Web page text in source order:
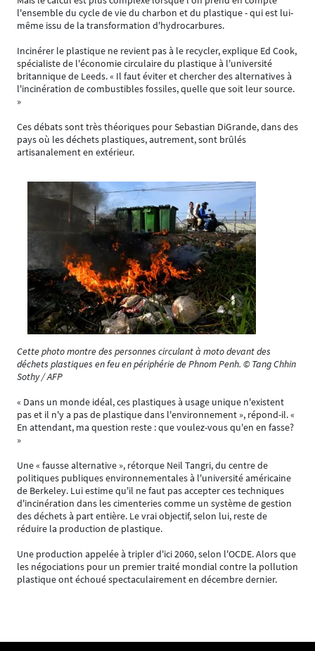
l'ensemble du cycle de vie du charbon et du plastique - qui est lui-
même issu de la transformation d'hydrocarbures.
Incinérer le plastique ne revient pas à le recycler, explique Ed Cook,
spécialiste de l'économie circulaire du plastique à l'université
britannique de Leeds. « Il faut éviter et chercher des alternatives à
l'incinération de combustibles fossiles, quelle que soit leur source.
»
Ces débats sont très théoriques pour Sebastian DiGrande, dans des
pays où les déchets plastiques, autrement, sont brûlés
artisanalement en extérieur.
Cette photo montre des personnes circulant à moto devant des
déchets plastiques en feu en périphérie de Phnom Penh. © Tang Chhin
Sothy / AFP
« Dans un monde idéal, ces plastiques à usage unique n'existent
pas et il n'y a pas de plastique dans l'environnement », répond-il. «
En attendant, ma question reste : que voulez-vous qu'en en fasse?
»
Une « fausse alternative », rétorque Neil Tangri, du centre de
politiques publiques environnementales à l'université américaine
de Berkeley. Lui estime qu'il ne faut pas accepter ces techniques
d'incinération dans les cimenteries comme un système de gestion
des déchets à part entière. Le vrai objectif, selon lui, reste de
réduire la production de plastique.
Une production appelée à tripler d'ici 2060, selon l'OCDE. Alors que
les négociations pour un premier traité mondial contre la pollution
plastique ont échoué spectaculairement en décembre dernier.